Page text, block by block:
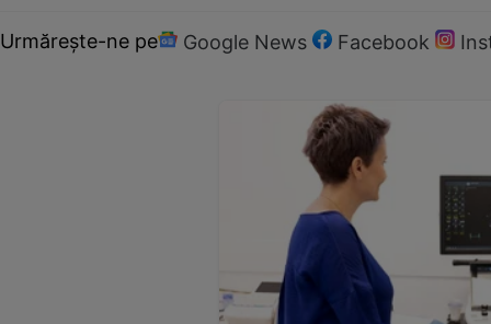
Urmărește-ne pe Google News Facebook